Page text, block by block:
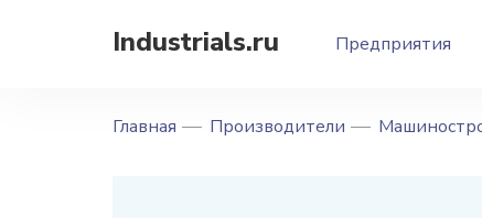
Industrials.ru Предприятия
Главная Производители